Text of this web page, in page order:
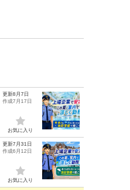
更新8月7日
作成7月17日
お気に入り
更新7月31日
作成6月12日
お気に入り